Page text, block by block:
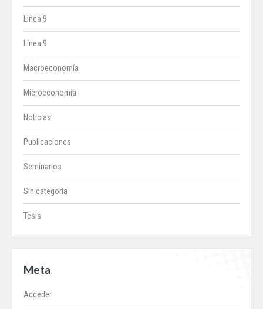
Linea 9
Línea 9
Macroeconomía
Microeconomía
Noticias
Publicaciones
Seminarios
Sin categoría
Tesis
Meta
Acceder